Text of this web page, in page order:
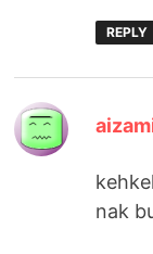
REPLY
nak